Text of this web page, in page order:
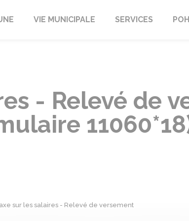
VIE MUNICIPALE SERVICES
- Relevé de
sur les salaires - Relevé de versement